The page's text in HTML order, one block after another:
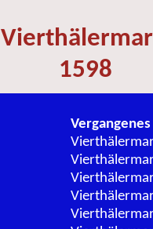
1598
Vergangenes